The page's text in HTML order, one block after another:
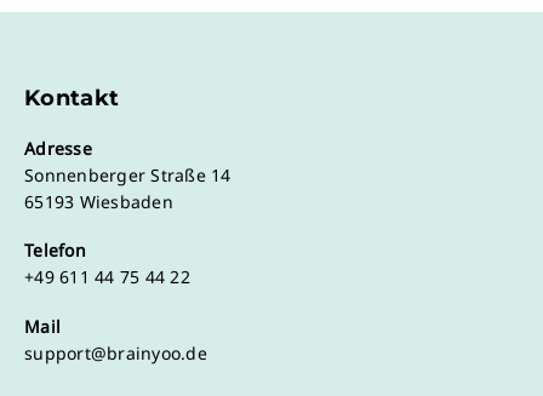
Kontakt
Adresse
Sonnenberger Straße 14
65193 Wiesbaden
Telefon
+49 611 44 75 44 22
Mail
support@brainyoo.de